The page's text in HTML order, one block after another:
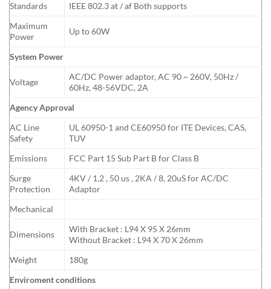
Standards
IEEE 802.3 at / af Both supports
Maximum
Power
Up to 60W
System Power
Voltage
AC/DC Power adaptor, AC 90 ~ 260V, 50Hz /
60Hz, 48-56VDC, 2A
Agency Approval
AC Line
Safety
UL 60950-1 and CE60950 for ITE Devices, CAS,
TUV
Emissions
FCC Part 15 Sub Part B for Class B
Surge
Protection
4KV / 1.2 , 50 us , 2KA / 8, 20uS for AC/DC
Adaptor
Mechanical
Dimensions
With Bracket : L94 X 95 X 26mm
Without Bracket : L94 X 70 X 26mm
Weight
180g
Enviroment conditions